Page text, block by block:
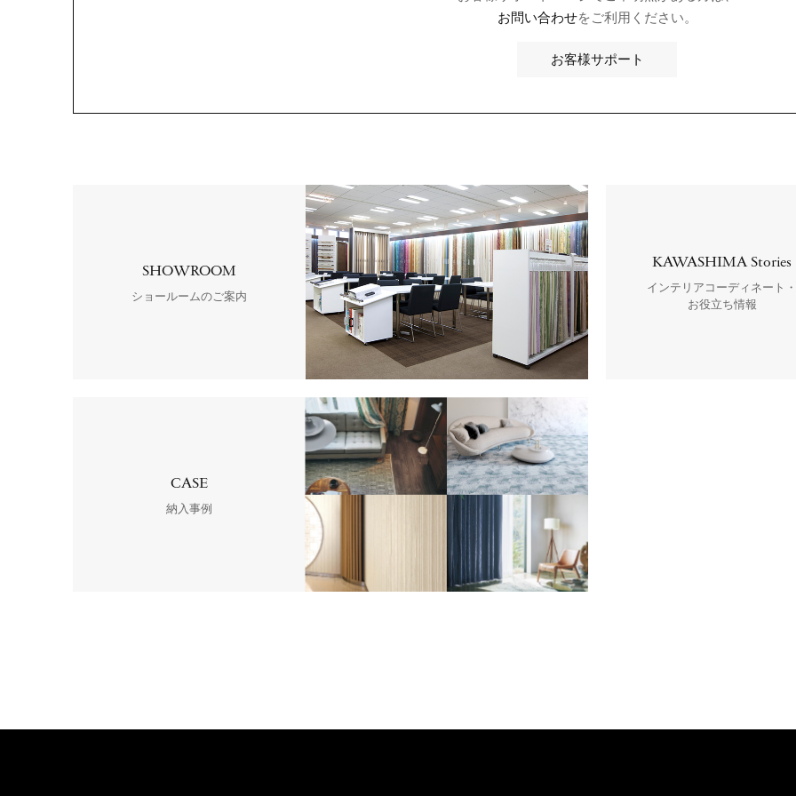
お問い合わせをご利用ください。
お客様サポート
SHOWROOM
ショールームのご案内
KAWASHIMA Stories
インテリアコーディネート・
お役立ち情報
CASE
納入事例